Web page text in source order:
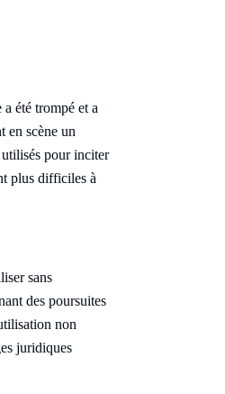
été trompé et a
en scène un
pour inciter
plus difficiles à
sans
des poursuites
non
juridiques